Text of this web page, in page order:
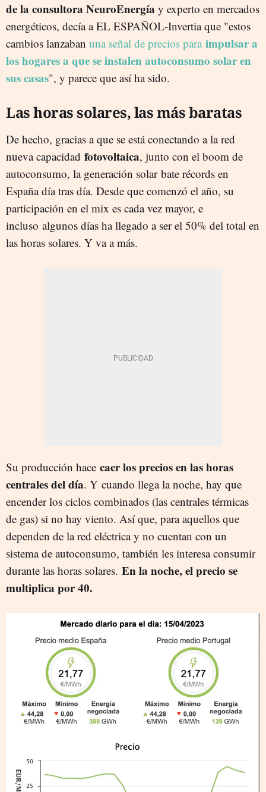
de la consultora NeuroEnergía y experto en mercados
energéticos, decía a EL ESPAÑOL-Invertia que "estos
cambios lanzaban una señal de precios para impulsar a
los hogares a que se instalen autoconsumo solar en
sus casas", y parece que así ha sido.
Las horas solares, las más baratas
De hecho, gracias a que se está conectando a la red
nueva capacidad fotovoltaica, junto con el boom de
autoconsumo, la generación solar bate récords en
España día tras día. Desde que comenzó el año, su
participación en el mix es cada vez mayor, e
incluso algunos días ha llegado a ser el 50% del total en
las horas solares. Y va a más.
Su producción hace caer los precios en las horas
centrales del día. Y cuando llega la noche, hay que
encender los ciclos combinados (las centrales térmicas
de gas) si no hay viento. Así que, para aquellos que
dependen de la red eléctrica y no cuentan con un
sistema de autoconsumo, también les interesa consumir
durante las horas solares. En la noche, el precio se
multiplica por 40.